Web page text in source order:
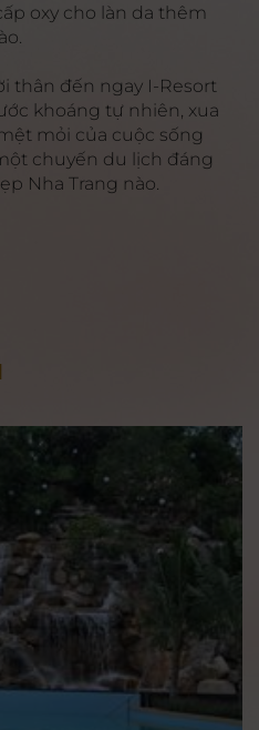
oxy cho làn da thêm
thân đến ngay I-Resort
khoáng tự nhiên, xua
mỏi của cuộc sống
chuyến du lịch đáng
Nha Trang nào.